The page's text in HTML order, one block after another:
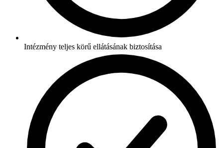
Intézmény teljes körű ellátásának biztosítása